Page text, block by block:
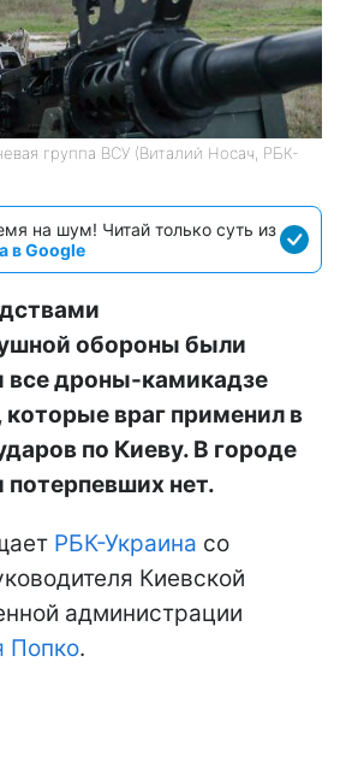
группа ВСУ (Виталий Носач, РБК-
на шум! Читай только суть из
в Google
обороны были
все дроны-камикадзе
враг применил в
по Киеву. В городе
потерпевших нет.
РБК-Украина со
Киевской
администрации
Попко.